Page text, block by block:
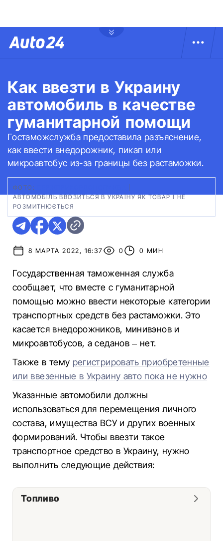
Как ввезти в Украину
автомобиль в качестве
гуманитарной помощи
Гостаможслужба предоставила разъяснение,
как ввести внедорожник, пикап или
микроавтобус из-за границы без растаможки.
ФОТО:
АВТОМОБІЛЬ ВВОЗИТЬСЯ В УКРАЇНУ ЯК ТОВАР І НЕ
РОЗМИТНЮЄТЬСЯ
8 МАРТА 2022, 16:37 0 0 МИН
Государственная таможенная служба
сообщает, что вместе с гуманитарной
помощью можно ввести некоторые категории
транспортных средств без растаможки. Это
касается внедорожников, минивэнов и
микроавтобусов, а седанов – нет.
Также в тему регистрировать приобретенные
или ввезенные в Украину авто пока не нужно
Указанные автомобили должны
использоваться для перемещения личного
состава, имущества ВСУ и других военных
формирований. Чтобы ввезти такое
транспортное средство в Украину, нужно
выполнить следующие действия:
Топливо